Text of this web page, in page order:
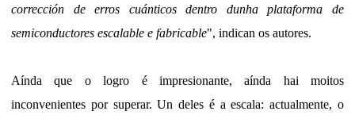
corrección de erros cuánticos dentro dunha plataforma de
semiconductores escalable e fabricable", indican os autores.
Aínda que o logro é impresionante, aínda hai moitos
inconvenientes por superar. Un deles é a escala: actualmente, o